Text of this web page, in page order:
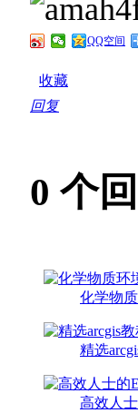
QQ空间
收藏
回复
0 个
化学物
精选
高效人